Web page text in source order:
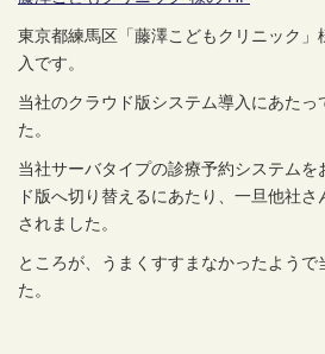
東京都練馬区「藤澤こどもクリニック
入です。
当社のクラウド版システム導入にあたっ
た。
当社サーバタイプの診療予約システムを
ド版へ切り替えるにあたり、一旦他社
されました。
ところが、うまくすすまなかったようで
た。